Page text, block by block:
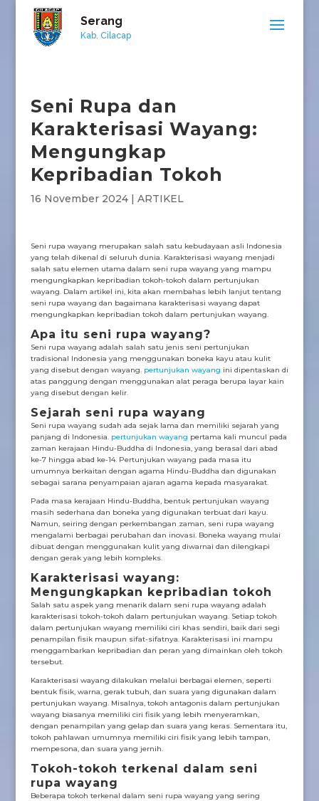
Serang
Kab. Cilacap
Seni Rupa dan
Karakterisasi Wayang:
Mengungkap
Kepribadian Tokoh
16 November 2024| ARTIKEL
Seni rupa wayang merupakan salah satu kebudayaan asli Indonesia
yang telah dikenal di seluruh dunia. Karakterisasi wayang menjadi
salah satu elemen utama dalam seni rupa wayang yang mampu
mengungkapkan kepribadian tokoh-tokoh dalam pertunjukan
wayang. Dalam artikel ini, kita akan membahas lebih lanjut tentang
seni rupa wayang dan bagaimana karakterisasi wayang dapat
mengungkapkan kepribadian tokoh dalam pertunjukan wayang.
Apa itu seni rupa wayang?
Seni rupa wayang adalah salah satu jenis seni pertunjukan
tradisional Indonesia yang menggunakan boneka kayu atau kulit
yang disebut dengan wayang. pertunjukan wayang ini dipentaskan di
atas panggung dengan menggunakan alat peraga berupa layar kain
yang disebut dengan kelir.
Sejarah seni rupa wayang
Seni rupa wayang sudah ada sejak lama dan memiliki sejarah yang
panjang di Indonesia. pertunjukan wayang pertama kali muncul pada
zaman kerajaan Hindu-Buddha di Indonesia, yang berasal dari abad
ke-7 hingga abad ke-14. Pertunjukan wayang pada masa itu
umumnya berkaitan dengan agama Hindu-Buddha dan digunakan
sebagai sarana penyampaian ajaran agama kepada masyarakat.
Pada masa kerajaan Hindu-Buddha, bentuk pertunjukan wayang
masih sederhana dan boneka yang digunakan terbuat dari kayu.
Namun, seiring dengan perkembangan zaman, seni rupa wayang
mengalami berbagai perubahan dan inovasi. Boneka wayang mulai
dibuat dengan menggunakan kulit yang diwarnai dan dilengkapi
dengan gerak yang lebih kompleks.
Karakterisasi wayang:
Mengungkapkan kepribadian tokoh
Salah satu aspek yang menarik dalam seni rupa wayang adalah
karakterisasi tokoh-tokoh dalam pertunjukan wayang. Setiap tokoh
dalam pertunjukan wayang memiliki ciri khas sendiri, baik dari segi
penampilan fisik maupun sifat-sifatnya. Karakterisasi ini mampu
menggambarkan kepribadian dan peran yang dimainkan oleh tokoh
tersebut.
Karakterisasi wayang dilakukan melalui berbagai elemen, seperti
bentuk fisik, warna, gerak tubuh, dan suara yang digunakan dalam
pertunjukan wayang. Misalnya, tokoh antagonis dalam pertunjukan
wayang biasanya memiliki ciri fisik yang lebih menyeramkan,
dengan penampilan yang gelap dan suara yang keras. Sementara itu,
tokoh pahlawan umumnya memiliki ciri fisik yang lebih tampan,
mempesona, dan suara yang jernih.
Tokoh-tokoh terkenal dalam seni
rupa wayang
Beberapa tokoh terkenal dalam seni rupa wayang yang sering